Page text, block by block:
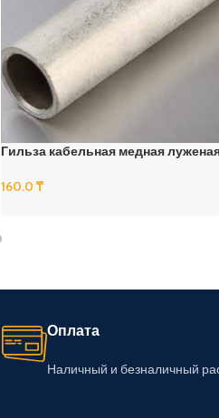
Гильза кабельная медная
160.0₸
Оплата
Наличный и безналичный